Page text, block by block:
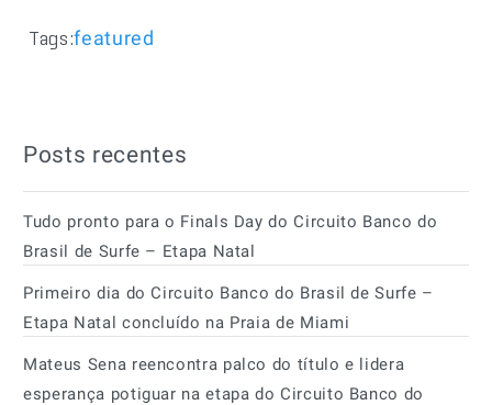
Tags:featured
Posts recentes
Tudo pronto para o Finals Day do Circuito Banco do
Brasil de Surfe – Etapa Natal
Primeiro dia do Circuito Banco do Brasil de Surfe –
Etapa Natal concluído na Praia de Miami
Mateus Sena reencontra palco do título e lidera
esperança potiguar na etapa do Circuito Banco do